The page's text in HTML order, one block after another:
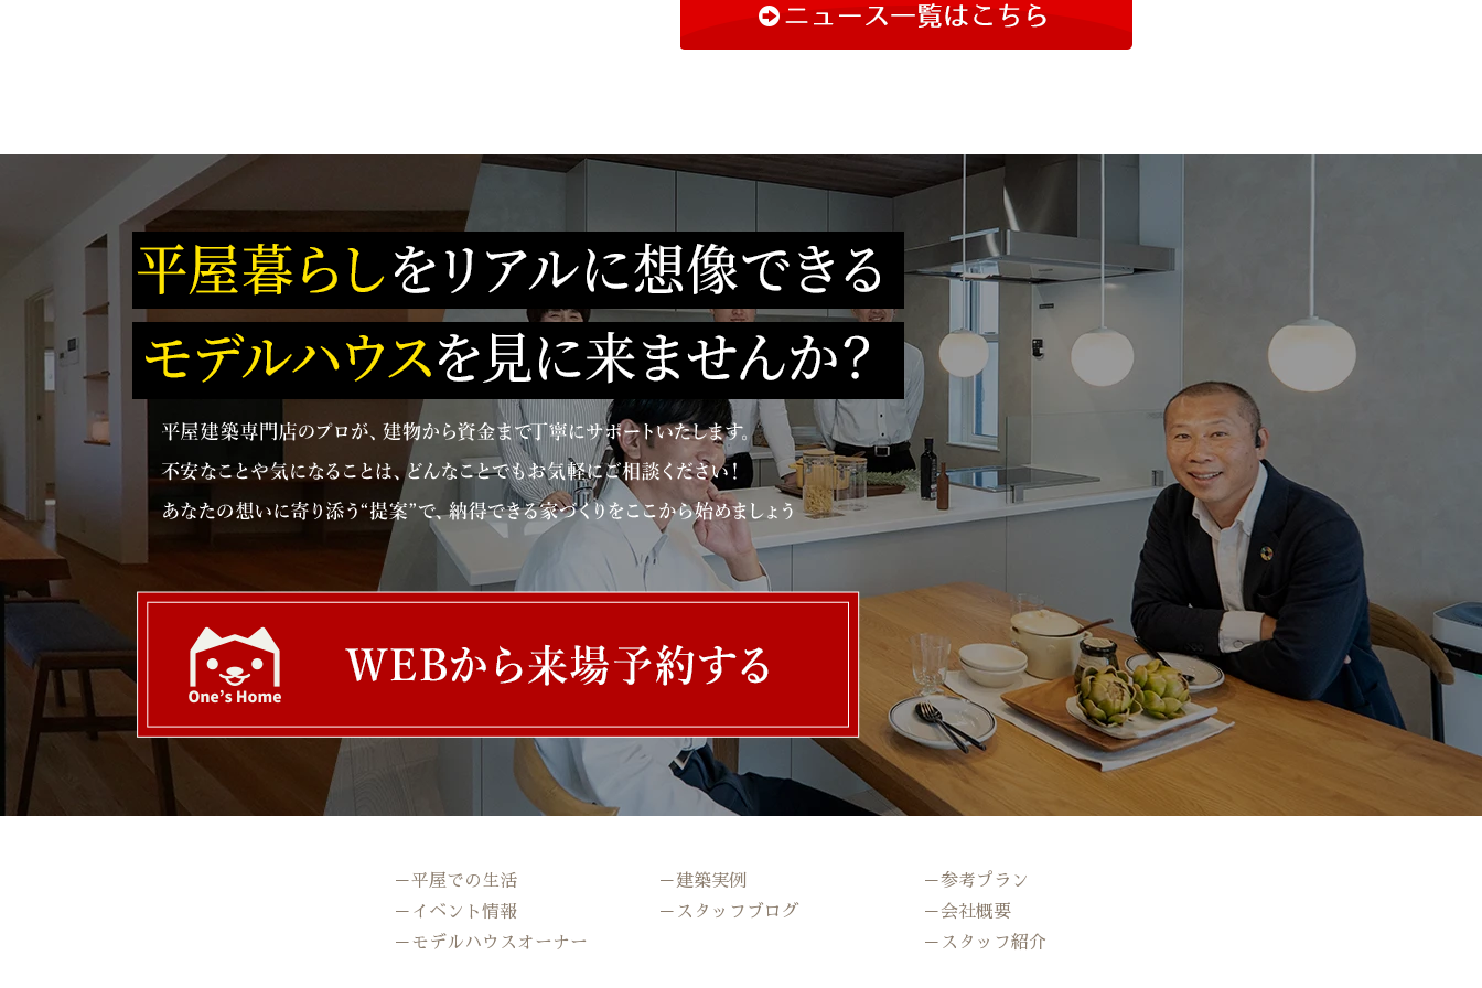
－平屋での生活
－イベント情報
－モデルハウスオーナー
－建築実例
－スタッフブログ
－参考プラン
－会社概要
－スタッフ紹介